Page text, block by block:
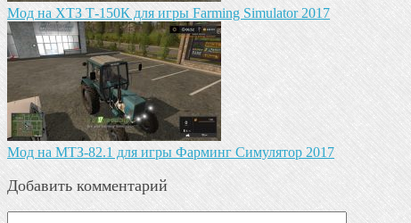
Мод на ХТЗ Т-150К для игры Farming Simulator 2017
Мод на МТЗ-82.1 для игры Фарминг Симулятор 2017
Добавить комментарий